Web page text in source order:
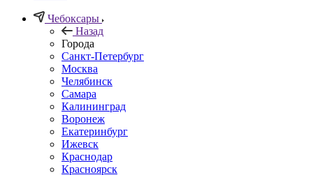
Чебоксары
Назад
Города
Санкт-Петербург
Москва
Челябинск
Самара
Калининград
Воронеж
Екатеринбург
Ижевск
Краснодар
Красноярск